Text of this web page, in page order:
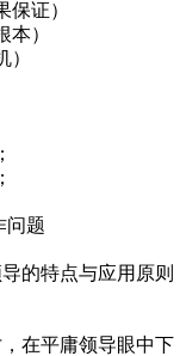
证）
）
题
的特点与应用原则
在平庸领导眼中下